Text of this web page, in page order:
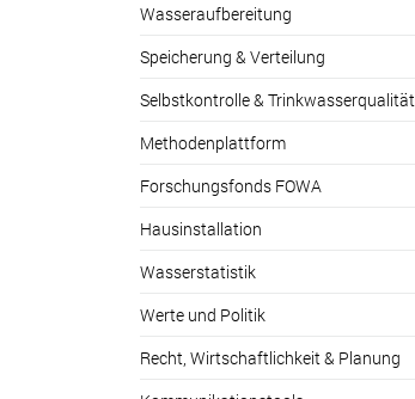
Wasseraufbereitung
Speicherung & Verteilung
Selbstkontrolle & Trinkwasserqualität
Methodenplattform
Forschungsfonds FOWA
Hausinstallation
Wasserstatistik
Werte und Politik
Recht, Wirtschaftlichkeit & Planung